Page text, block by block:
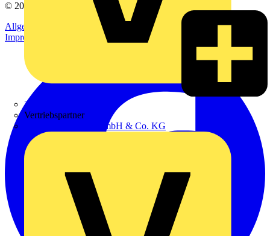
Zumtobel
Vertriebspartner
Adalbert Zajadacz GmbH & Co. KG
© 2002-
Voltimum
Allgemeine Geschäftsbedingungen
Datenschutzerklärung
Impressum